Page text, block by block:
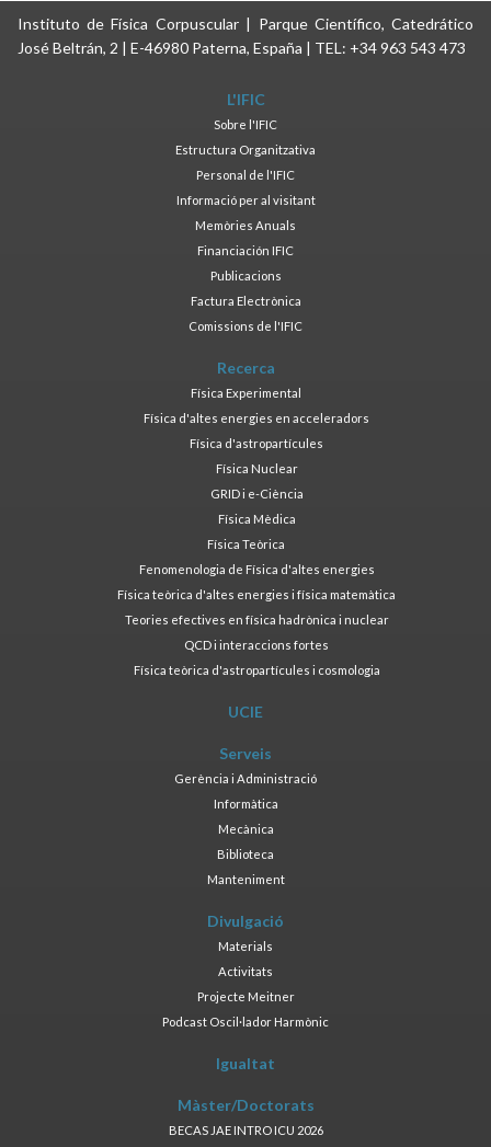
Instituto de Física Corpuscular | Parque Científico, Catedrático
José Beltrán, 2 | E-46980 Paterna, España | TEL: +34 963 543 473
L'IFIC
Sobre l'IFIC
Estructura Organitzativa
Personal de l'IFIC
Informació per al visitant
Memòries Anuals
Financiación IFIC
Publicacions
Factura Electrònica
Comissions de l'IFIC
Recerca
Física Experimental
Física d'altes energies en acceleradors
Física d'astropartícules
Física Nuclear
GRID i e-Ciència
Física Mèdica
Física Teòrica
Fenomenologia de Física d'altes energies
Física teòrica d'altes energies i física matemàtica
Teories efectives en física hadrònica i nuclear
QCD i interaccions fortes
Física teòrica d'astropartícules i cosmologia
UCIE
Serveis
Gerència i Administració
Informàtica
Mecànica
Biblioteca
Manteniment
Divulgació
Materials
Activitats
Projecte Meitner
Podcast Oscil·lador Harmònic
Igualtat
Màster/Doctorats
BECAS JAE INTRO ICU 2026